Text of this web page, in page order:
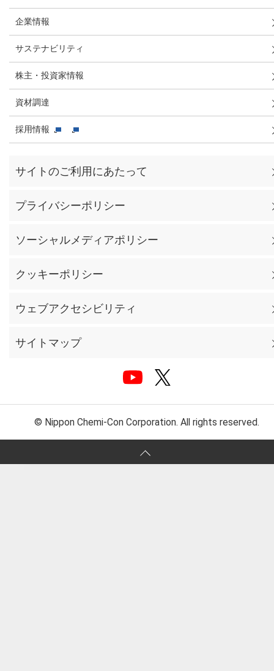
企業情報
サステナビリティ
株主・投資家情報
資材調達
採用情報
サイトのご利用にあたって
プライバシーポリシー
ソーシャルメディアポリシー
クッキーポリシー
ウェブアクセシビリティ
サイトマップ
© Nippon Chemi-Con Corporation. All rights reserved.